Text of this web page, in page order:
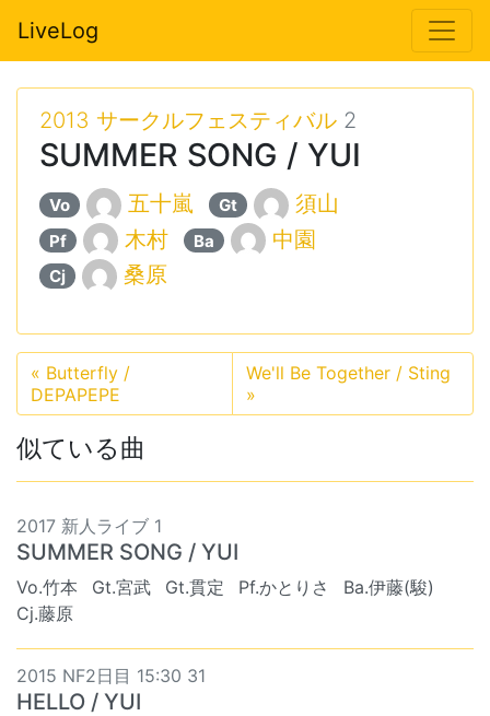
LiveLog
2013 サークルフェスティバル 2
SUMMER SONG / YUI
Vo 五十嵐 Gt 須山
Pf 木村 Ba 中園
Cj 桑原
« Butterfly /
DEPAPEPE
We'll Be Together / Sting
»
似ている曲
2017 新人ライブ 1
SUMMER SONG / YUI
Vo.竹本 Gt.宮武 Gt.貫定 Pf.かとりさ
Ba.伊藤(駿)
Cj.藤原
2015 NF2日目 15:30 31
HELLO / YUI